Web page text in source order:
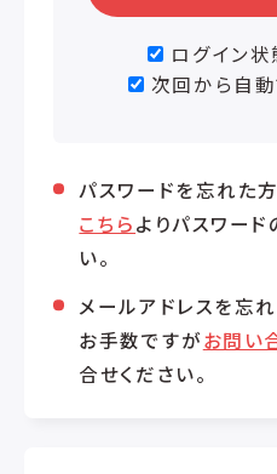
ログイン
次回から自
パスワードを忘れた方
こちらよりパスワー
い。
メールアドレスを忘
お手数ですがお問い
合せください。